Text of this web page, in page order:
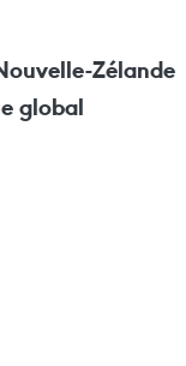
Zélande
global